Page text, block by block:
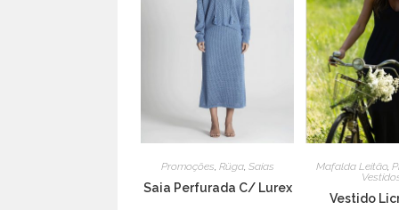
Promoções, Rüga, Saias
Saia Perfurada C/ Lurex
Mafalda Leitão,
Vestido